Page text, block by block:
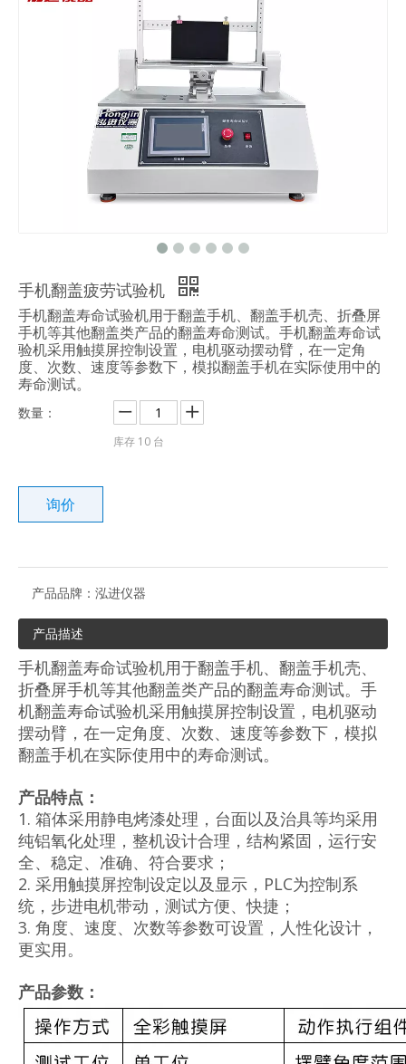
手机翻盖疲劳试验机
手机翻盖寿命试验机用于翻盖手机、翻盖手机壳、折叠屏
手机等其他翻盖类产品的翻盖寿命测试。手机翻盖寿命试
验机采用触摸屏控制设置，电机驱动摆动臂，在一定角
度、次数、速度等参数下，模拟翻盖手机在实际使用中的
寿命测试。
数量：
库存 10 台
询价
产品品牌： 泓进仪器
产品描述
手机翻盖寿命试验机用于翻盖手机、翻盖手机壳、
折叠屏手机等其他翻盖类产品的翻盖寿命测试。手
机翻盖寿命试验机采用触摸屏控制设置，电机驱动
摆动臂，在一定角度、次数、速度等参数下，模拟
翻盖手机在实际使用中的寿命测试。
产品特点：
1. 箱体采用静电烤漆处理，台面以及治具等均采用
纯铝氧化处理，整机设计合理，结构紧固，运行安
全、稳定、准确、符合要求；
2. 采用触摸屏控制设定以及显示，PLC为控制系
统，步进电机带动，测试方便、快捷；
3. 角度、速度、次数等参数可设置，人性化设计，
更实用。
产品参数：